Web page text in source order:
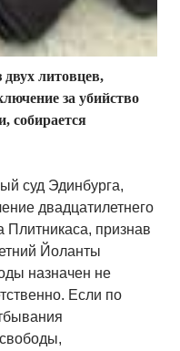
литовцев,
за убийство
собирается
суд Эдинбурга,
двадцатилетнего
Плитникаса, признав
Йоланты
назначен не
Если по